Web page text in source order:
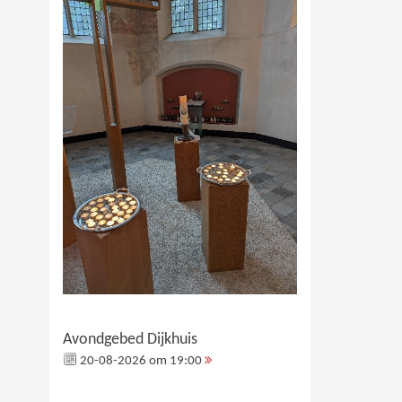
Avondgebed Dijkhuis
20-08-2026 om 19:00